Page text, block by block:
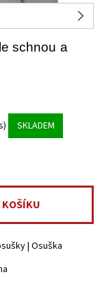
schnou a
SKLADEM
| Osuška